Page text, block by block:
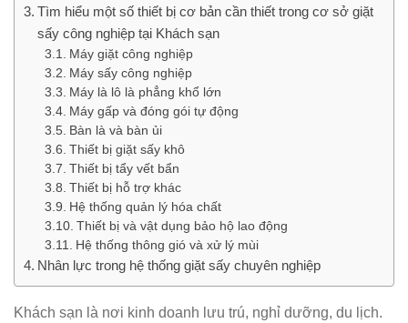
Tìm hiểu một số thiết bị cơ bản cần thiết trong cơ sở giặt
sấy công nghiệp tại Khách sạn
Máy giặt công nghiệp
Máy sấy công nghiệp
Máy là lô là phẳng khổ lớn
Máy gấp và đóng gói tự động
Bàn là và bàn ủi
Thiết bị giặt sấy khô
Thiết bị tẩy vết bẩn
Thiết bị hỗ trợ khác
Hệ thống quản lý hóa chất
Thiết bị và vật dụng bảo hộ lao động
Hệ thống thông gió và xử lý mùi
Nhân lực trong hệ thống giặt sấy chuyên nghiệp
Khách sạn là nơi kinh doanh lưu trú, nghỉ dưỡng, du lịch.